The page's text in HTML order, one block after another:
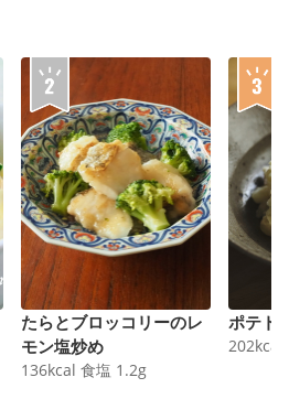
たらとブロッコリーのレ
モン塩炒め
136kcal 食塩 1.2g
ポテト
202kcal